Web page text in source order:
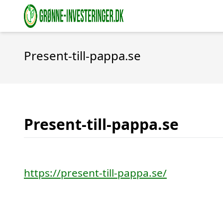
Present-till-pappa.se
Present-till-pappa.se
https://present-till-pappa.se/